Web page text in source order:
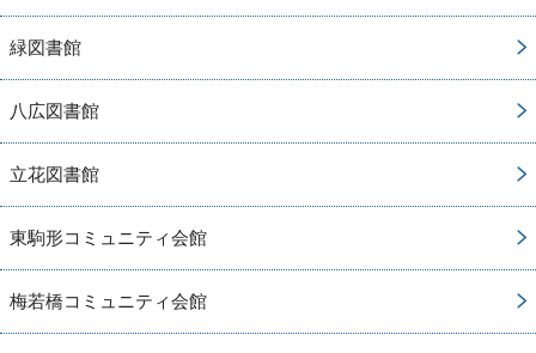
緑図書館
八広図書館
立花図書館
東駒形コミュニティ会館
梅若橋コミュニティ会館